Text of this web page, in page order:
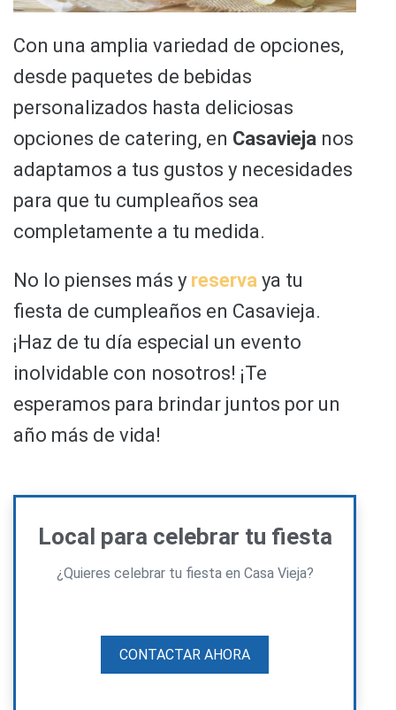
Con una amplia variedad de opciones,
desde paquetes de bebidas
personalizados hasta deliciosas
opciones de catering, en Casavieja nos
adaptamos a tus gustos y necesidades
para que tu cumpleaños sea
completamente a tu medida.
No lo pienses más y reserva ya tu
fiesta de cumpleaños en Casavieja.
¡Haz de tu día especial un evento
inolvidable con nosotros! ¡Te
esperamos para brindar juntos por un
año más de vida!
Local para celebrar tu fiesta
¿Quieres celebrar tu fiesta en Casa Vieja?
CONTACTAR AHORA